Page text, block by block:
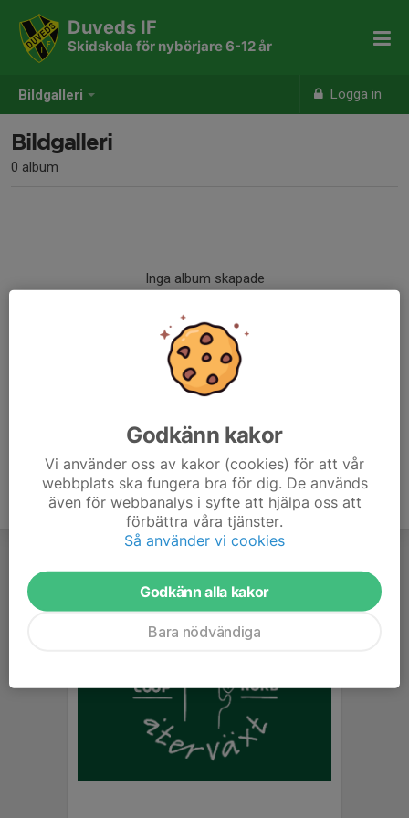
Bildgalleri Logga in
Duveds IF
Skidskola för nybörjare 6-12 år
Bildgalleri
0 album
Inga album skapade
Godkänn kakor
Vi använder oss av kakor (cookies) för att vår
webbplats ska fungera bra för dig. De används
även för webbanalys i syfte att hjälpa oss att
förbättra våra tjänster.
Så använder vi cookies
Godkänn alla kakor
Bara nödvändiga